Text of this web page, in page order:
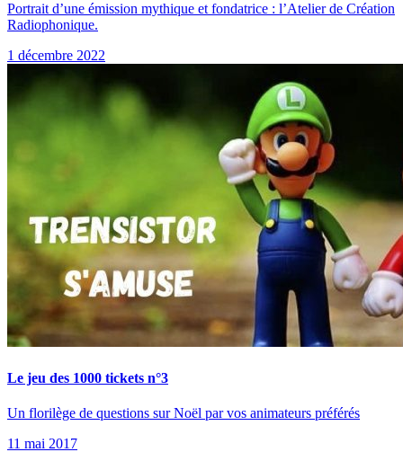
Portrait d’une émission mythique et fondatrice : l’Atelier de Création
Radiophonique.
1 décembre 2022
Le jeu des 1000 tickets n°3
Un florilège de questions sur Noël par vos animateurs préférés
11 mai 2017